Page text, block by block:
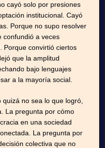
cayó solo por presiones
institucional. Cayó
Porque no supo resolver
confundió a veces
Porque convirtió ciertos
que la amplitud
bajo lenguajes
a la mayoría social.
no sea lo que logró,
La pregunta por cómo
en una sociedad
La pregunta por
colectiva que no